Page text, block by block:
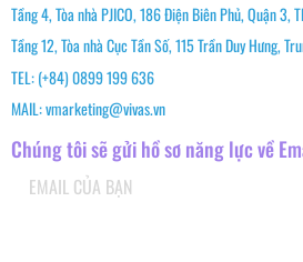
Tầng 4, Tòa nhà PJICO, 186 Điện Biên Phủ, Quận 3,
Tầng 12, Tòa nhà Cục Tần Số, 115 Trần Duy Hưng,
TEL: (+84) 0899 199 636
MAIL: vmarketing@vivas.vn
Chúng tôi sẽ gửi hồ sơ năng lực về